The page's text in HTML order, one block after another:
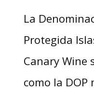
La
Protegida
Canary Wine
como la DOP